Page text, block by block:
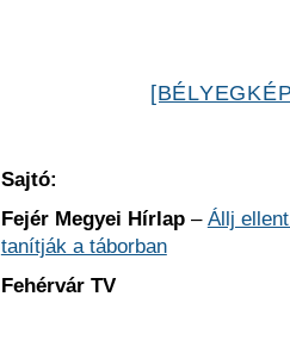
Sajtó:
Fejér Megyei Hírlap– Állj
tanítják a táborban
Fehérvár TV